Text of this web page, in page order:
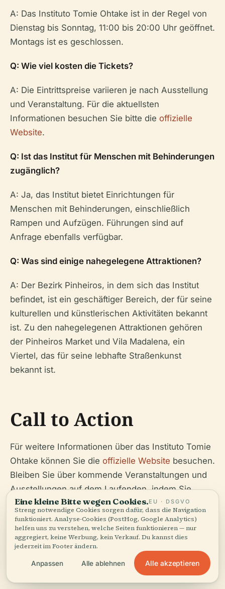
A: Das Instituto Tomie Ohtake ist in der Regel von
Dienstag bis Sonntag, 11:00 bis 20:00 Uhr geöffnet.
Montags ist es geschlossen.
Q: Wie viel kosten die Tickets?
A: Die Eintrittspreise variieren je nach Ausstellung
und Veranstaltung. Für die aktuellsten
Informationen besuchen Sie bitte die offizielle
Website.
Q: Ist das Institut für Menschen mit Behinderungen
zugänglich?
A: Ja, das Institut bietet Einrichtungen für
Menschen mit Behinderungen, einschließlich
Rampen und Aufzügen. Führungen sind auf
Anfrage ebenfalls verfügbar.
Q: Was sind einige nahegelegene Attraktionen?
A: Der Bezirk Pinheiros, in dem sich das Institut
befindet, ist ein geschäftiger Bereich, der für seine
kulturellen und künstlerischen Aktivitäten bekannt
ist. Zu den nahegelegenen Attraktionen gehören
der Pinheiros Market und Vila Madalena, ein
Viertel, das für seine lebhafte Straßenkunst
bekannt ist.
Call to Action
Für weitere Informationen über das Instituto Tomie
Ohtake können Sie die offizielle Website besuchen.
Bleiben Sie über kommende Veranstaltungen und
Ausstellungen auf dem Laufenden, indem Sie
ihnen in den sozialen Medien folgen.
Hören Sie die ganze Geschichte in der App
Eine kleine Bitte wegen Cookies.EU · DSGVO
Streng notwendige Cookies sorgen dafür, dass die Navigation
funktioniert. Analyse-Cookies (PostHog, Google Analytics)
helfen uns zu verstehen, welche Seiten funktionieren — nur
aggregiert, keine Werbung, kein Verkauf. Du kannst dies
jederzeit im Footer ändern.
Anpassen Alle ablehnen Alle akzeptieren